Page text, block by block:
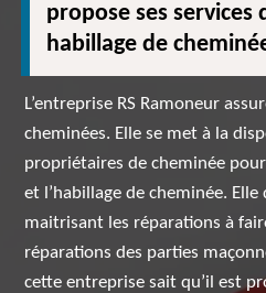
propose ses
habillage de
L’entreprise RS Ramoneur
cheminées. Elle se met à la
propriétaires de cheminée
et l’habillage de cheminée.
maitrisant les réparations à
réparations des parties
cette entreprise sait qu’il est